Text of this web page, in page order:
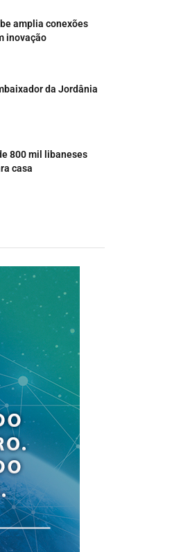
amplia conexões
inovação
da Jordânia
800 mil libaneses
casa